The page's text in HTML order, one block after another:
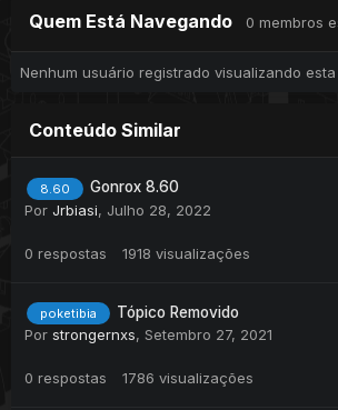
Quem Está Navegando 0 membros
Nenhum usuário registrado visualizando
Conteúdo Similar
8.60
Gonrox 8.60
Por Jrbiasi, Julho 28, 2022
0 respostas 1918 visualizações
poketibia
Tópico Removido
Por strongernxs, Setembro 27, 2021
0 respostas 1786 visualizações